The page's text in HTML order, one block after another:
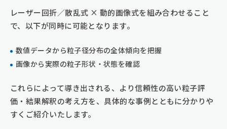
レーザー回折／散乱式 × 動的画像式を組み合わせること
で、以下が同時に可能となります。
数値データから粒子径分布の全体傾向を把握
画像から実際の粒子形状・状態を確認
これらによって導き出される、より信頼性の高い粒子評
価・結果解釈の考え方を、具体的な事例とともに分かりや
すくご紹介いたします。